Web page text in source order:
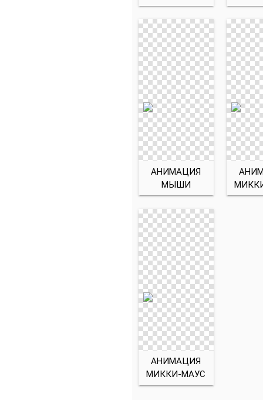
АНИМАЦИЯ
МЫШИ
АНИМАЦИЯ
МИККИ-МАУС